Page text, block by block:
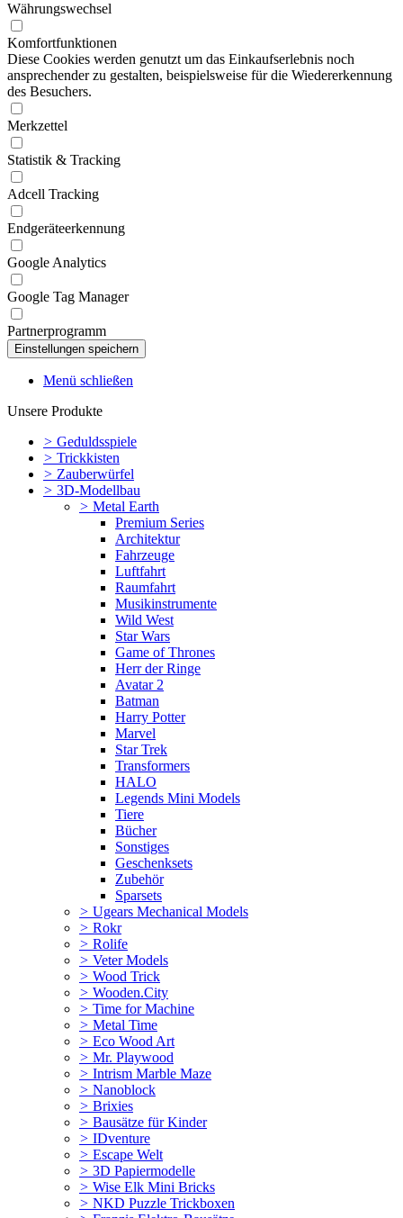
Währungswechsel
Komfortfunktionen
Diese Cookies werden genutzt um das Einkaufserlebnis noch
ansprechender zu gestalten, beispielsweise für die Wiedererkennung
des Besuchers.
Merkzettel
Statistik & Tracking
Adcell Tracking
Endgeräteerkennung
Google Analytics
Google Tag Manager
Partnerprogramm
Menü schließen
Unsere Produkte
> Geduldsspiele
> Trickkisten
> Zauberwürfel
> 3D-Modellbau
> Metal Earth
Premium Series
Architektur
Fahrzeuge
Luftfahrt
Raumfahrt
Musikinstrumente
Wild West
Star Wars
Game of Thrones
Herr der Ringe
Avatar 2
Batman
Harry Potter
Marvel
Star Trek
Transformers
HALO
Legends Mini Models
Tiere
Bücher
Sonstiges
Geschenksets
Zubehör
Sparsets
> Ugears Mechanical Models
> Rokr
> Rolife
> Veter Models
> Wood Trick
> Wooden.City
> Time for Machine
> Metal Time
> Eco Wood Art
> Mr. Playwood
> Intrism Marble Maze
> Nanoblock
> Brixies
> Bausätze für Kinder
> IDventure
> Escape Welt
> 3D Papiermodelle
> Wise Elk Mini Bricks
> NKD Puzzle Trickboxen